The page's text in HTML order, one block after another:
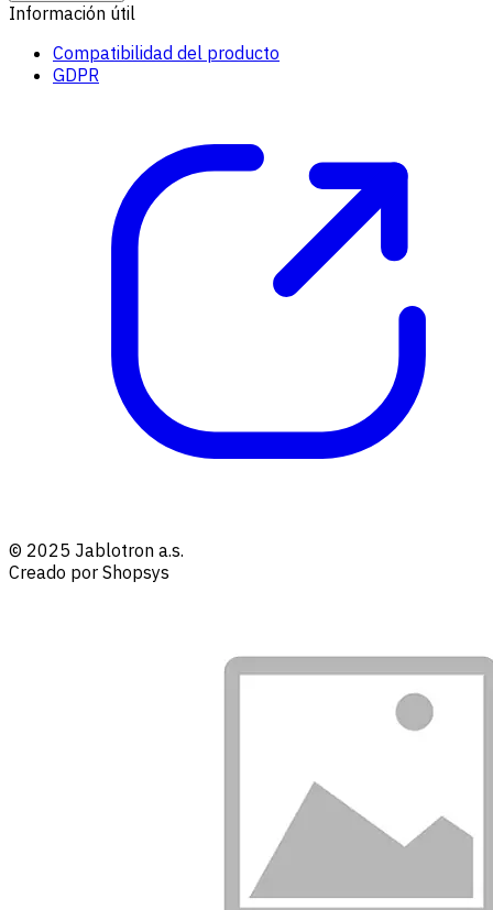
Información útil
Compatibilidad del producto
GDPR
© 2025 Jablotron a.s.
Creado por Shopsys